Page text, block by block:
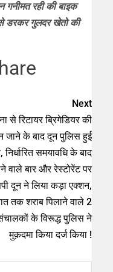
गनीमत रही की बाइक
डरकर गुलदर खेतो की
Next
से रिटायर ब्रिगेडियर की
जाने के बाद दून पुलिस हुई
समयावधि के बाद
वाले बार और रेस्टोरेंट पर
दून ने लिया कड़ा एक्शन,
तक शराब पिलाने वाले 2
के विरूद्ध पुलिस ने
मुक़दमा किया दर्ज किया !